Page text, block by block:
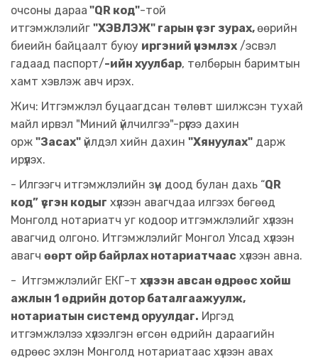
очсоны дараа "QR код"-той
итгэмжлэлийг "ХЭВЛЭЖ" гарын үсэг зурах,өөрийн
биеийн байцаалт буюу иргэний үнэмлэх /эсвэл
гадаад паспорт/-ийн хуулбар, төлбөрын баримтын
хамт хэвлэж авч ирэх.
Жич: Итгэмжлэл буцаагдсан төлөвт шилжсэн тухай
майл ирвэл "Миний үйлчилгээ"-рүүгээ дахин
орж "Засах" үйлдэл хийн дахин "Хянуулах" дарж
ирүүлэх.
- Илгээгч итгэмжлэлийн зүүн доод булан дахь “QR
код” үсгэн кодыг хүлээн авагчдаа илгээх бөгөөд
Монголд нотариатч уг кодоор итгэмжлэлийг хүлээн
авагчид олгоно. Итгэмжлэлийг Монгол Улсад хүлээн
авагч өөрт ойр байрлах нотариатчаас хүлээн авна.
- Итгэмжлэлийг ЕКГ-т хүлээн авсан өдрөөс хойш
ажлын 1 өдрийн дотор баталгаажуулж,
нотариатын системд оруулдаг. Иргэд
итгэмжлэлээ хүлээлгэн өгсөн өдрийн дараагийн
өдрөөс эхлэн Монголд нотариатаас хүлээн авах